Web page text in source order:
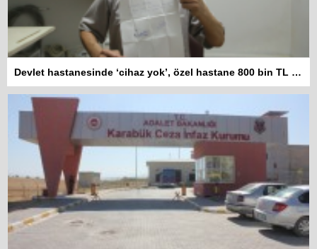
Devlet hastanesinde ‘cihaz yok’, özel hastane 800 bin TL istiyor